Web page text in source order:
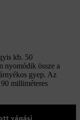
kb. 50
nyomódik össze a
gyep. Az
milliméteres